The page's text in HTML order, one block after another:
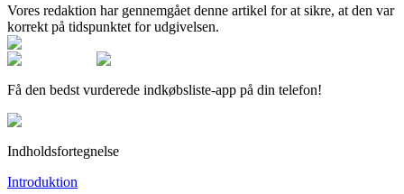
Vores redaktion har gennemgået denne artikel for at sikre, at den var
korrekt på tidspunktet for udgivelsen.
Få den bedst vurderede indkøbsliste-app på din telefon!
Indholdsfortegnelse
Introduktion